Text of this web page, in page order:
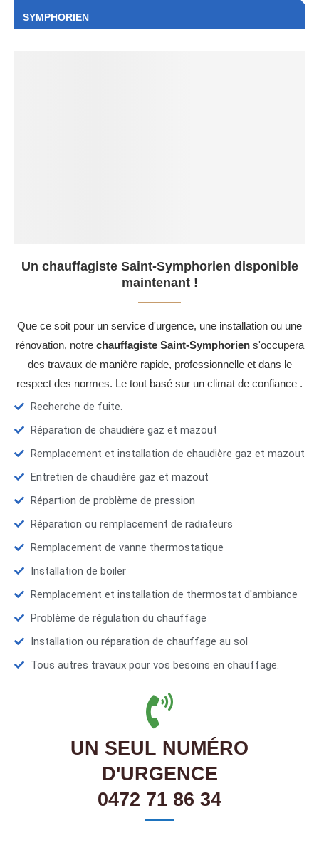
SYMPHORIEN
Un chauffagiste Saint-Symphorien disponible
maintenant !
Que ce soit pour un service d'urgence, une installation ou une
rénovation, notre chauffagiste Saint-Symphoriens'occupera
des travaux de manière rapide, professionnelle et dans le
respect des normes. Le tout basé sur un climat de confiance .
Recherche de fuite.
Réparation de chaudière gaz et mazout
Remplacement et installation de chaudière gaz et mazout
Entretien de chaudière gaz et mazout
Répartion de problème de pression
Réparation ou remplacement de radiateurs
Remplacement de vanne thermostatique
Installation de boiler
Remplacement et installation de thermostat d'ambiance
Problème de régulation du chauffage
Installation ou réparation de chauffage au sol
Tous autres travaux pour vos besoins en chauffage.
UN SEUL NUMÉRO
D'URGENCE
0472 71 86 34